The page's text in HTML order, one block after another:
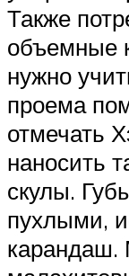
Также
объемные
нужно
проема
отмечать
наносить
скулы.
пухлыми,
карандаш.